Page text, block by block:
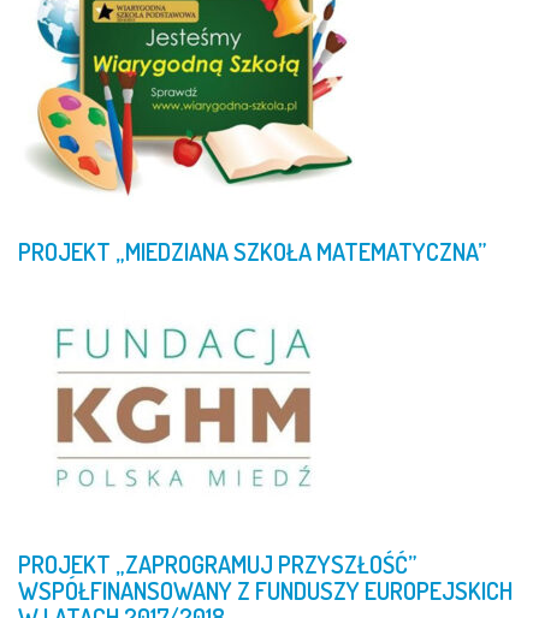
PROJEKT „MIEDZIANASZKOŁAMATEMATYCZNA”
PROJEKT „ZAPROGRAMUJ PRZYSZŁOŚĆ”
WSPÓŁFINANSOWANYZ FUNDUSZYEUROPEJSKICH